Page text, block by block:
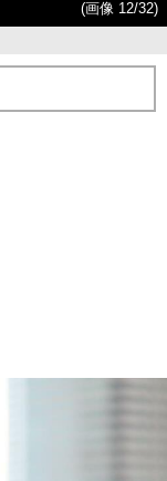
(画像 12/32)